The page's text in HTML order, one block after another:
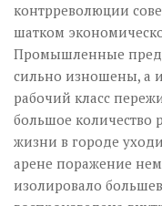
контрреволюции
шатком
Промышленные
сильно изношены, а
рабочий класс
большое количество
жизни в городе
арене поражение
изолировало